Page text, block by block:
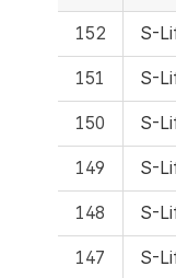
152 S-
151 S-
150 S-
149 S-
148 S-
147 S-